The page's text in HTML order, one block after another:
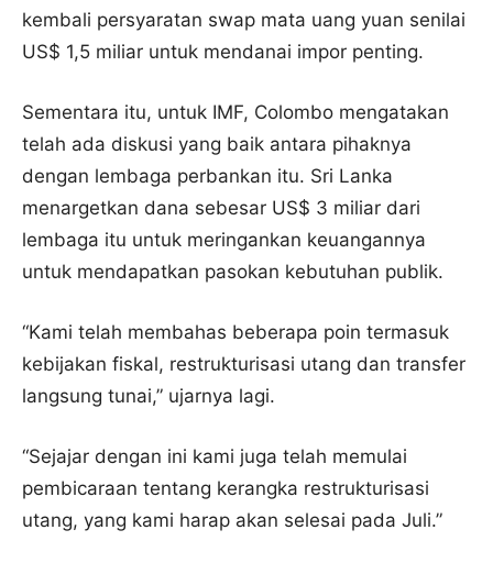
kembali persyaratan swap mata uang yuan senilai
US$ 1,5 miliar untuk mendanai impor penting.
Sementara itu, untuk IMF, Colombo mengatakan
telah ada diskusi yang baik antara pihaknya
dengan lembaga perbankan itu. Sri Lanka
menargetkan dana sebesar US$ 3 miliar dari
lembaga itu untuk meringankan keuangannya
untuk mendapatkan pasokan kebutuhan publik.
“Kami telah membahas beberapa poin termasuk
kebijakan fiskal, restrukturisasi utang dan transfer
langsung tunai,” ujarnya lagi.
“Sejajar dengan ini kami juga telah memulai
pembicaraan tentang kerangka restrukturisasi
utang, yang kami harap akan selesai pada Juli.”